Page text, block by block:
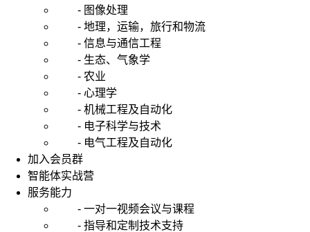
- 图像处理
- 地理，运输，旅行和物流
- 信息与通信工程
- 生态、气象学
- 农业
- 心理学
- 机械工程及自动化
- 电子科学与技术
- 电气工程及自动化
加入会员群
智能体实战营
服务能力
- 一对一视频会议与课程
- 指导和定制技术支持